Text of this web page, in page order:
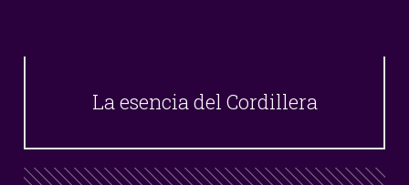
La esencia del Cordillera